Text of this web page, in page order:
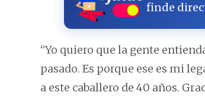
finde
“Yo quiero que la gente
pasado. Es porque ese es mi
a este caballero de 40 años.